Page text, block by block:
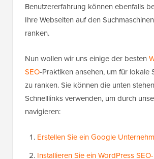
Benutzererfahrung können ebenfalls
Ihre Webseiten auf den
ranken.
Nun wollen wir uns einige der besten
SEO-Praktiken ansehen, um für lokale
zu ranken. Sie können die unten
Schnelllinks verwenden, um durch
navigieren:
Erstellen Sie ein Google
Installieren Sie ein WordPress